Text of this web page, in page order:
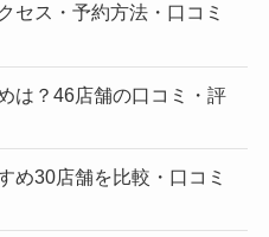
セス・予約方法・口コミ
は？46店舗の口コミ・評
め30店舗を比較・口コミ